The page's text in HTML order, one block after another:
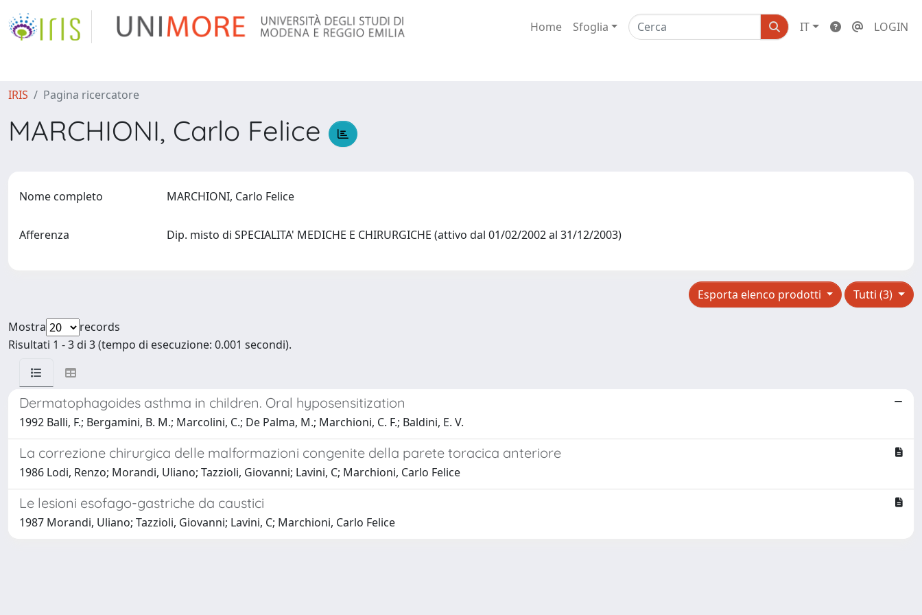
Home Sfoglia IT LOGIN
IRIS Pagina ricercatore
MARCHIONI, Carlo Felice
Nome completo MARCHIONI, Carlo Felice
Afferenza Dip. misto di SPECIALITA' MEDICHE E CHIRURGICHE (attivo dal 01/02/2002 al 31/12/2003)
Tutti (3)
Esporta elenco prodotti
Mostra
records
Risultati 1 - 3 di 3 (tempo di esecuzione: 0.001 secondi).
Dermatophagoides asthma in children. Oral hyposensitization
1992 Balli, F.; Bergamini, B. M.; Marcolini, C.; De Palma, M.; Marchioni, C. F.; Baldini, E. V.
La correzione chirurgica delle malformazioni congenite della parete toracica anteriore
1986 Lodi, Renzo; Morandi, Uliano; Tazzioli, Giovanni; Lavini, C; Marchioni, Carlo Felice
Le lesioni esofago-gastriche da caustici
1987 Morandi, Uliano; Tazzioli, Giovanni; Lavini, C; Marchioni, Carlo Felice